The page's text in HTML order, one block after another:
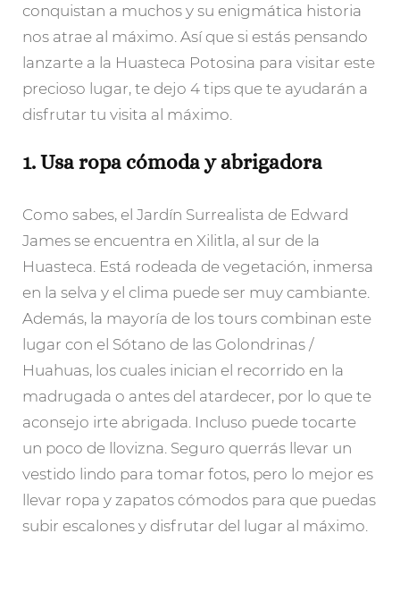
conquistan a muchos y su enigmática historia
nos atrae al máximo. Así que si estás pensando
lanzarte a la Huasteca Potosina para visitar este
precioso lugar, te dejo 4 tips que te ayudarán a
disfrutar tu visita al máximo.
1. Usa ropa cómoda y abrigadora
Como sabes, el Jardín Surrealista de Edward
James se encuentra en Xilitla, al sur de la
Huasteca. Está rodeada de vegetación, inmersa
en la selva y el clima puede ser muy cambiante.
Además, la mayoría de los tours combinan este
lugar con el Sótano de las Golondrinas /
Huahuas, los cuales inician el recorrido en la
madrugada o antes del atardecer, por lo que te
aconsejo irte abrigada. Incluso puede tocarte
un poco de llovizna. Seguro querrás llevar un
vestido lindo para tomar fotos, pero lo mejor es
llevar ropa y zapatos cómodos para que puedas
subir escalones y disfrutar del lugar al máximo.